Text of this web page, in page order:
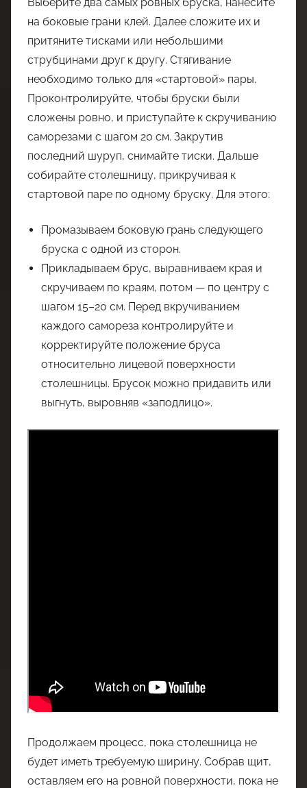
на боковые грани клей. Далее сложите их и
притяните тисками или небольшими
струбцинами друг к другу. Стягивание
необходимо только для «стартовой» пары.
Проконтролируйте, чтобы бруски были
сложены ровно, и приступайте к скручиванию
саморезами с шагом 20 см. Закрутив
последний шуруп, снимайте тиски. Дальше
собирайте столешницу, прикручивая к
стартовой паре по одному бруску. Для этого:
Промазываем боковую грань следующего
бруска с одной из сторон.
Прикладываем брус, выравниваем края и
скручиваем по краям, потом — по центру с
шагом 15–20 см. Перед вкручиванием
каждого самореза контролируйте и
корректируйте положение бруса
относительно лицевой поверхности
столешницы. Брусок можно придавить или
выгнуть, выровняв «заподлицо».
Продолжаем процесс, пока столешница не
будет иметь требуемую ширину. Собрав щит,
оставляем его на ровной поверхности, пока не